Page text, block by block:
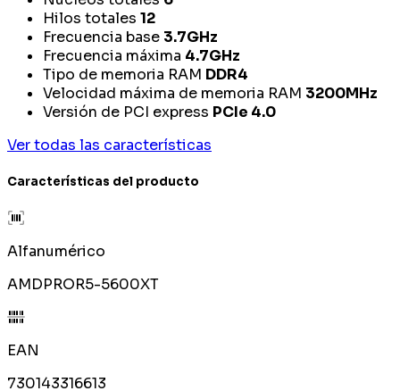
Hilos totales 12
Frecuencia base 3.7GHz
Frecuencia máxima 4.7GHz
Tipo de memoria RAM DDR4
Velocidad máxima de memoria RAM 3200MHz
Versión de PCI express PCIe 4.0
Ver todas las características
Características del producto
Alfanumérico
AMDPROR5-5600XT
EAN
730143316613